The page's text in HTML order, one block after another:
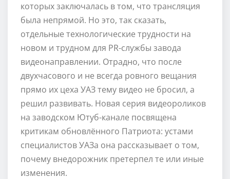
которых заключалась в том, что трансляция
была непрямой. Но это, так сказать,
отдельные технологические трудности на
новом и трудном для PR-службы завода
видеонаправлении. Отрадно, что после
двухчасового и не всегда ровного вещания
прямо их цеха УАЗ тему видео не бросил, а
решил развивать. Новая серия видеороликов
на заводском Ютуб-канале посвящена
критикам обновлённого Патриота: устами
специалистов УАЗа она рассказывает о том,
почему внедорожник претерпел те или иные
изменения.